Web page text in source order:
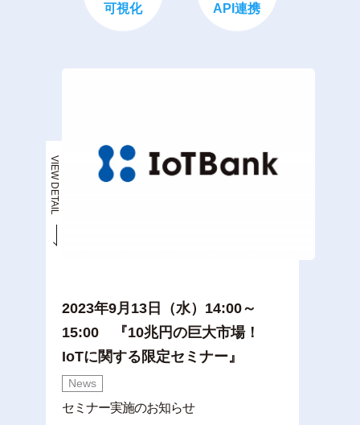
可視化 API連携
VIEW DETAIL
2023年9月13日（水）14:00～
15:00 『10兆円の巨大市場！
IoTに関する限定セミナー』
News
セミナー実施のお知らせ